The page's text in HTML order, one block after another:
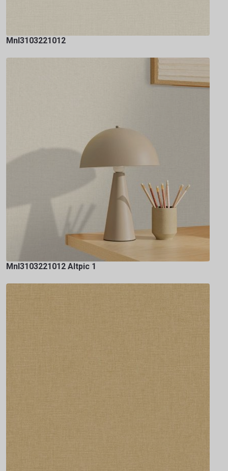
Mnl3103221012
Mnl3103221012 Altpic 1